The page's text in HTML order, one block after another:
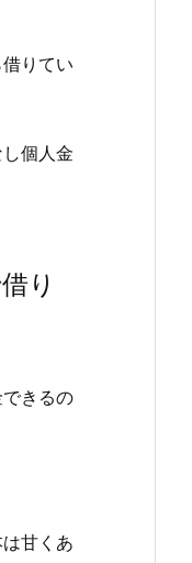
りてい
個人金
り
きるの
甘くあ